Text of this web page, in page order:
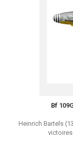
Bf
Heinrich Bartels